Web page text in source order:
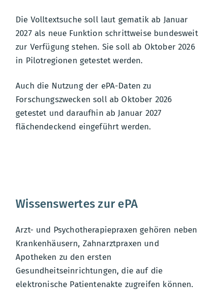
Die Volltextsuche soll laut gematik ab Januar
2027 als neue Funktion schrittweise bundesweit
zur Verfügung stehen. Sie soll ab Oktober 2026
in Pilotregionen getestet werden.
Auch die Nutzung der ePA-Daten zu
Forschungszwecken soll ab Oktober 2026
getestet und daraufhin ab Januar 2027
flächendeckend eingeführt werden.
Wissenswertes zur ePA
Arzt- und Psychotherapiepraxen gehören neben
Krankenhäusern, Zahnarztpraxen und
Apotheken zu den ersten
Gesundheitseinrichtungen, die auf die
elektronische Patientenakte zugreifen können.